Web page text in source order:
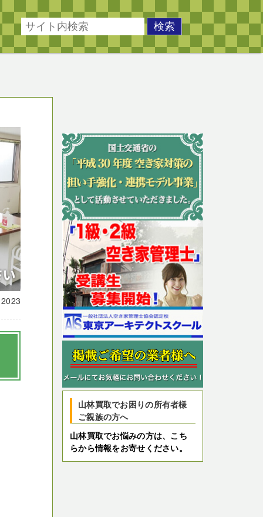
2023
山林買取でお困りの所有者様
ご親族の方へ
山林買取でお悩みの方は、こち
らから情報をお寄せください。